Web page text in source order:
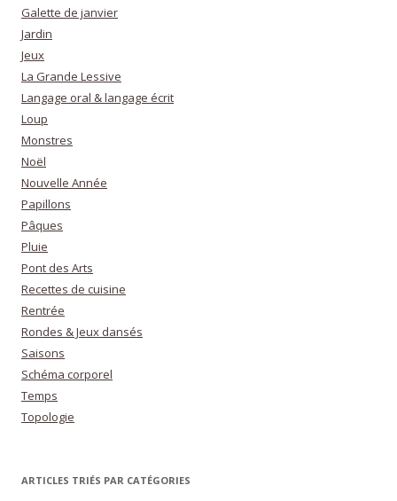
Galette de janvier
Jardin
Jeux
La Grande Lessive
Langage oral & langage écrit
Loup
Monstres
Noël
Nouvelle Année
Papillons
Pâques
Pluie
Pont des Arts
Recettes de cuisine
Rentrée
Rondes & Jeux dansés
Saisons
Schéma corporel
Temps
Topologie
ARTICLES TRIÉS PAR CATÉGORIES